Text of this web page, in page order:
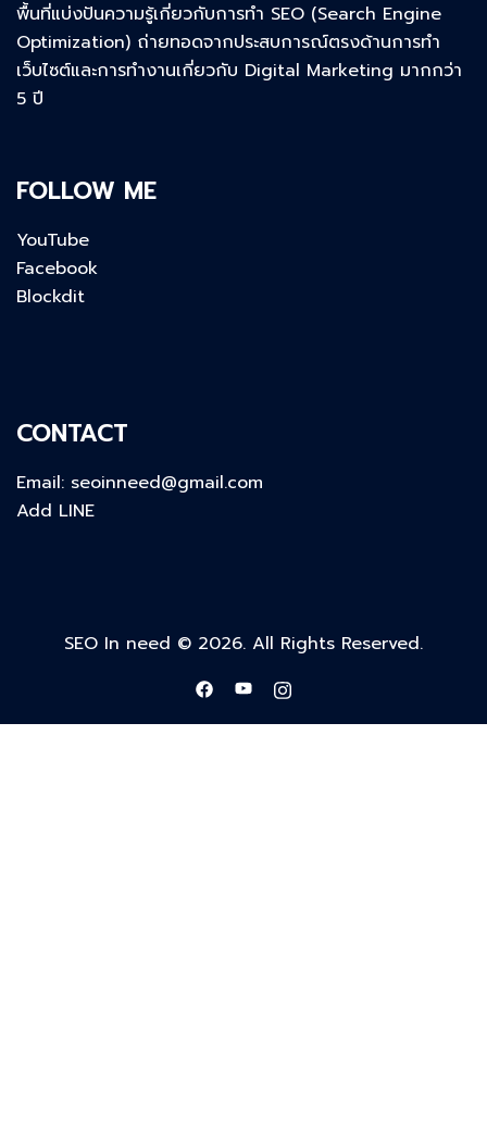
พื้นที่แบ่งปันความรู้เกี่ยวกับการทำ SEO (Search Engine
Optimization) ถ่ายทอดจากประสบการณ์ตรงด้านการทำ
เว็บไซต์และการทำงานเกี่ยวกับ Digital Marketing มากกว่า
5 ปี
FOLLOW ME
YouTube
Facebook
Blockdit
CONTACT
Email: seoinneed@gmail.com
Add LINE
SEO In need © 2026. All Rights Reserved.